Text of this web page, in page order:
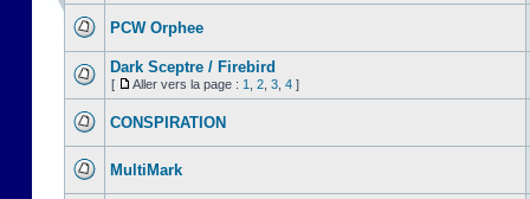
PCW Orphee
Dark Sceptre / Firebird
[ Aller vers la page : 1 2 3 4 ]
CONSPIRATION
MultiMark